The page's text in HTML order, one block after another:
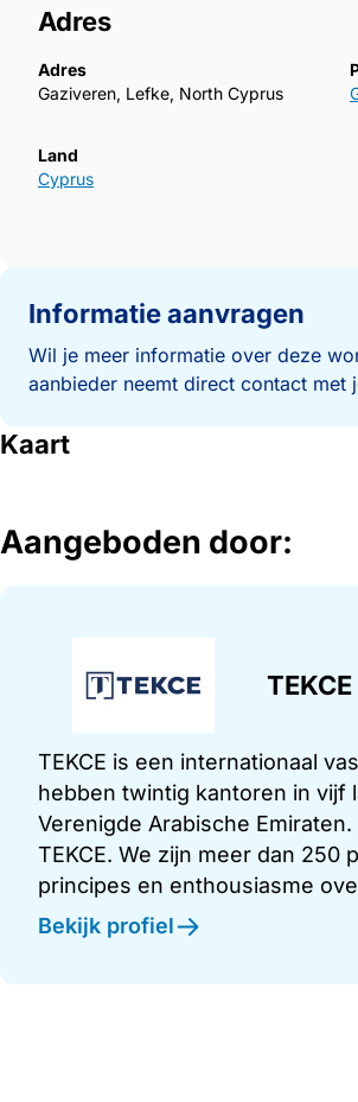
Adres
Adres
Gaziveren, Lefke, North Cyprus
Land
Cyprus
Informatie aanvragen
Wil je meer informatie over deze
aanbieder neemt direct contact met
Kaart
Aangeboden door:
TEKCE is een internationaal
hebben twintig kantoren in vijf
Verenigde Arabische
TEKCE. We zijn meer dan
principes en enthousiasme
Bekijk profiel